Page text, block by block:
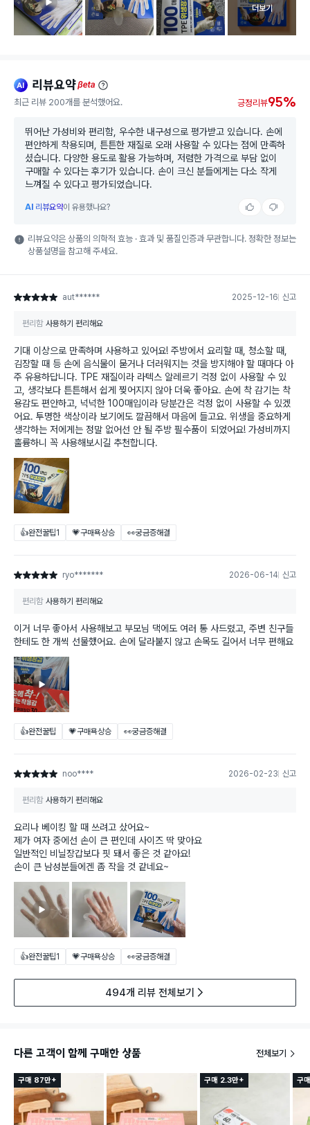
고객 리뷰
더보기
ai 리뷰요약beta
최근 리뷰 200개를 분석했어요. 긍정리뷰95%
뛰어난 가성비와 편리함, 우수한 내구성으로 평가받고 있습니다. 손에
편안하게 착용되며, 튼튼한 재질로 오래 사용할 수 있다는 점에 만족하
셨습니다. 다양한 용도로 활용 가능하며, 저렴한 가격으로 부담 없이
구매할 수 있다는 후기가 있습니다. 손이 크신 분들에게는 다소 작게
느껴질 수 있다고 평가되었습니다.
AI 리뷰요약이 유용했나요?
리뷰요약은 상품의 의학적 효능 · 효과 및 품질인증과 무관합니다. 정확한 정보는
상품설명을 참고해 주세요.
별점 5점 aut****** 2025-12-16 신고
편리함 사용하기 편리해요
기대 이상으로 만족하며 사용하고 있어요! 주방에서 요리할 때, 청소할 때,
김장할 때 등 손에 음식물이 묻거나 더러워지는 것을 방지해야 할 때마다 아
주 유용하답니다. TPE 재질이라 라텍스 알레르기 걱정 없이 사용할 수 있
고, 생각보다 튼튼해서 쉽게 찢어지지 않아 더욱 좋아요. 손에 착 감기는 착
용감도 편안하고, 넉넉한 100매입이라 당분간은 걱정 없이 사용할 수 있겠
어요. 투명한 색상이라 보기에도 깔끔해서 마음에 들고요. 위생을 중요하게
생각하는 저에게는 정말 없어선 안 될 주방 필수품이 되었어요! 가성비까지
훌륭하니 꼭 사용해보시길 추천합니다.
👍완전꿀팁1 💗구매욕상승 👀궁금증해결
별점 5점 ryo******* 2026-06-14 신고
편리함 사용하기 편리해요
이거 너무 좋아서 사용해보고 부모님 댁에도 여러 통 사드렸고, 주변 친구들
한테도 한 개씩 선물했어요. 손에 달라붙지 않고 손목도 길어서 너무 편해요
👍완전꿀팁 💗구매욕상승 👀궁금증해결
별점 5점 noo**** 2026-02-23 신고
편리함 사용하기 편리해요
요리나 베이킹 할 때 쓰려고 샀어요~
제가 여자 중에선 손이 큰 편인데 사이즈 딱 맞아요
일반적인 비닐장갑보다 핏 돼서 좋은 것 같아요!
손이 큰 남성분들에겐 좀 작을 것 같네요~
👍완전꿀팁1 💗구매욕상승 👀궁금증해결
494개 리뷰 전체보기
다른 고객이 함께 구매한 상품 전체보기
구매 87만+ 구매 2.3만+ 구